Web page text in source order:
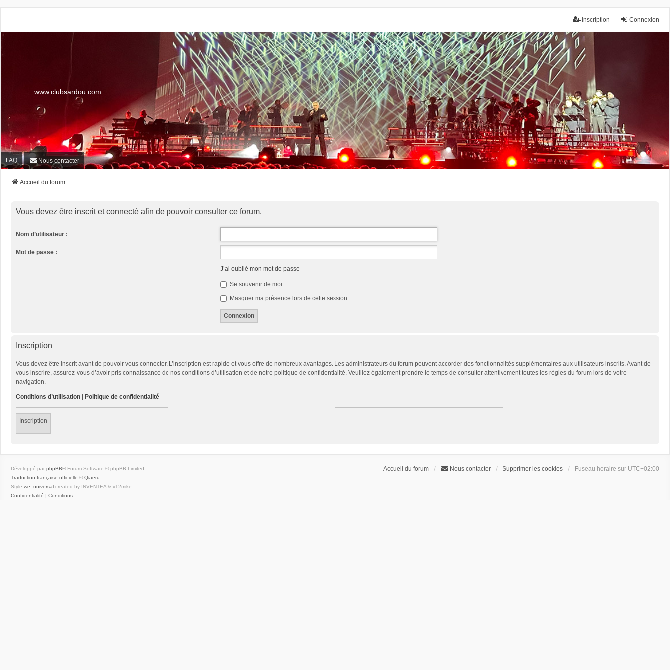
Connexion
Inscription
www.clubsardou.com
FAQ Nous contacter
Accueil du forum
Vous devez être inscrit et connecté afin de pouvoir consulter ce forum.
Nom d’utilisateur :
Mot de passe :
J’ai oublié mon mot de passe
Se souvenir de moi
Masquer ma présence lors de cette session
Inscription
Vous devez être inscrit avant de pouvoir vous connecter. L’inscription est rapide et vous offre de nombreux avantages. Les administrateurs du forum peuvent accorder des fonctionnalités supplémentaires aux utilisateurs inscrits. Avant de
vous inscrire, assurez-vous d’avoir pris connaissance de nos conditions d’utilisation et de notre politique de confidentialité. Veuillez également prendre le temps de consulter attentivement toutes les règles du forum lors de votre
navigation.
Conditions d’utilisation | Politique de confidentialité
Inscription
Accueil du forum Nous contacter Supprimer les cookies Fuseau horaire sur UTC+02:00
Développé par phpBB® Forum Software © phpBB Limited
Traduction française officielle © Qiaeru
Style we_universal created by INVENTEA & v12mike
Confidentialité | Conditions